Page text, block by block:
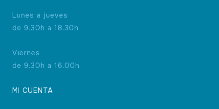
Lunes a jueves
de 9.30h a 18.30h
Viernes
de 9.30h a 16.00h
MI CUENTA